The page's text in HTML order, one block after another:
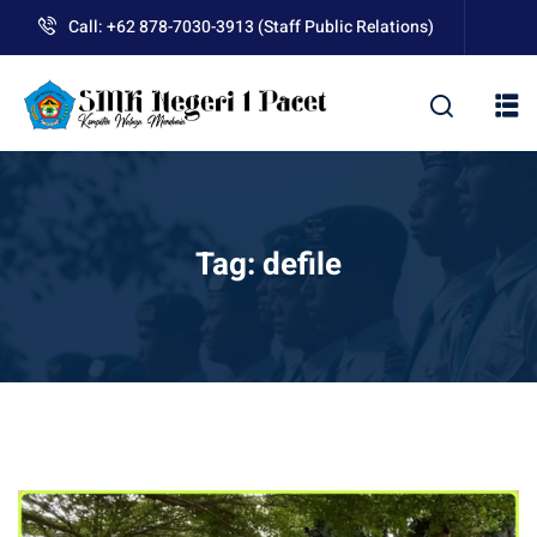
content
Call: +62 878-7030-3913 (Staff Public Relations)
Tag:defile